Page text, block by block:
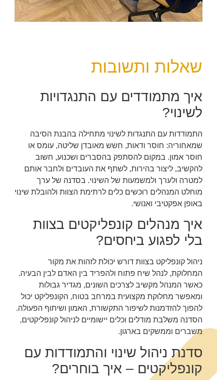
שאלות ותשובות
איך מתמודדים עם התנגדויות
לשינוי?
התמודדות עם התנגדות לשינוי מתחילה בהבנת הסיבה
שמאחוריה: חוסר ודאות, חשש מאובדן שליטה, עומס או
חוסר אמון. במקום להסתפק בהסברים ושכנוע, חשוב
להקשיב, ליצור בהירות, לשתף את העובדים ולחבר אותם
למטרה ולערך ולמשמעות של השינוי. בסדנה של ערך
מוחלט המנהלים רוכשים כלים לרתימת הצוות ולהובלת שינוי
באופן אפקטיבי ואנושי.
איך מנהלים קונפליקטים בצוות
בלי לפגוע ביחסים?
ניהול קונפליקט בצוות דורש יכולת לזהות את מקור
המחלוקת, לנהל שיח פתוח ולהפריד בין האדם לבין הבעיה.
כאשר המנהל מקשיב לצרכים השונים, מגדיר גבולות
ומאפשר מחלוקת מקצועית במרחב בטוח, הקונפליקט יכול
להפוך להזדמנות לשיפור התקשורת, האמון ושיתוף הפעולה.
הסדנה משלבת מודלים וכלים יישומיים לניהול קונפליקטים,
משברים וממשקים בארגון.
סדנת ניהול שינוי והתמודדות עם
קונפליקטים – איך בוחרים?